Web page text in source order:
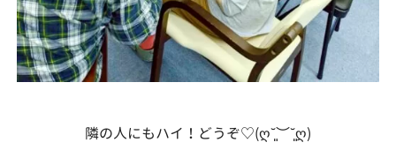
隣の人にもハイ！どうぞ♡(ღ˘͈︶˘͈ღ)